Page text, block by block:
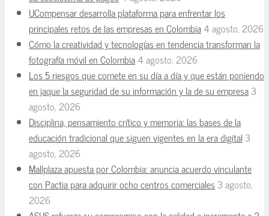
UCompensar desarrolla plataforma para enfrentar los
principales retos de las empresas en Colombia4 agosto, 2026
Cómo la creatividad y tecnologías en tendencia transforman la
fotografía móvil en Colombia4 agosto, 2026
Los 5 riesgos que comete en su día a día y que están poniendo
en jaque la seguridad de su información y la de su empresa3
agosto, 2026
Disciplina, pensamiento crítico y memoria: las bases de la
educación tradicional que siguen vigentes en la era digital 3
agosto, 2026
Mallplaza apuesta por Colombia: anuncia acuerdo vinculante
con Pactia para adquirir ocho centros comerciales3 agosto,
2026